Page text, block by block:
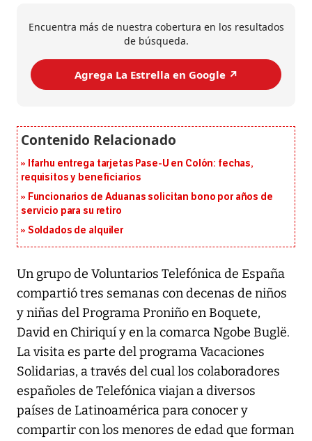
Encuentra más de nuestra cobertura en los resultados
de búsqueda.
Agrega La Estrella en Google ↗️
Ifarhu entrega tarjetas Pase-U en Colón: fechas,
requisitos y beneficiarios
Funcionarios de Aduanas solicitan bono por años de
servicio para su retiro
Soldados de alquiler
Un grupo de Voluntarios Telefónica de España
compartió tres semanas con decenas de niños
y niñas del Programa Proniño en Boquete,
David en Chiriquí y en la comarca Ngobe Buglë.
La visita es parte del programa Vacaciones
Solidarias, a través del cual los colaboradores
españoles de Telefónica viajan a diversos
países de Latinoamérica para conocer y
compartir con los menores de edad que forman